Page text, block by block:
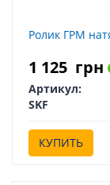
Ролик ГРМ
1 125 грн
Артикул:
SKF
КУПИТЬ